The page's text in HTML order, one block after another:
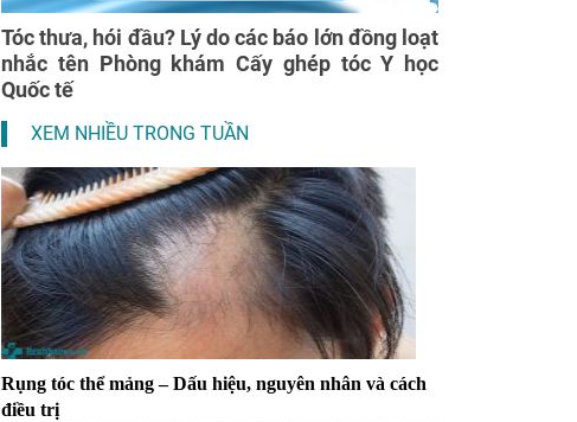
Tóc thưa, hói đầu? Lý do các báo lớn đồng loạt
nhắc tên Phòng khám Cấy ghép tóc Y học
Quốc tế
XEM NHIỀU TRONG TUẦN
Rụng tóc thể mảng – Dấu hiệu, nguyên nhân và cách
điều trị